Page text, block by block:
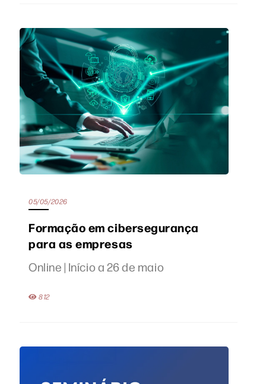
05/05/2026
Formação em cibersegurança
para as empresas
Online | Início a 26 de maio
812